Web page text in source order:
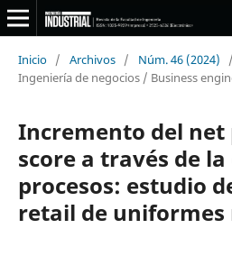
Inicio / Archivos / Núm. 46 (2024)
/
Ingeniería de negocios / Business
Incremento del
score a través de
procesos: estudio
retail de uniformes